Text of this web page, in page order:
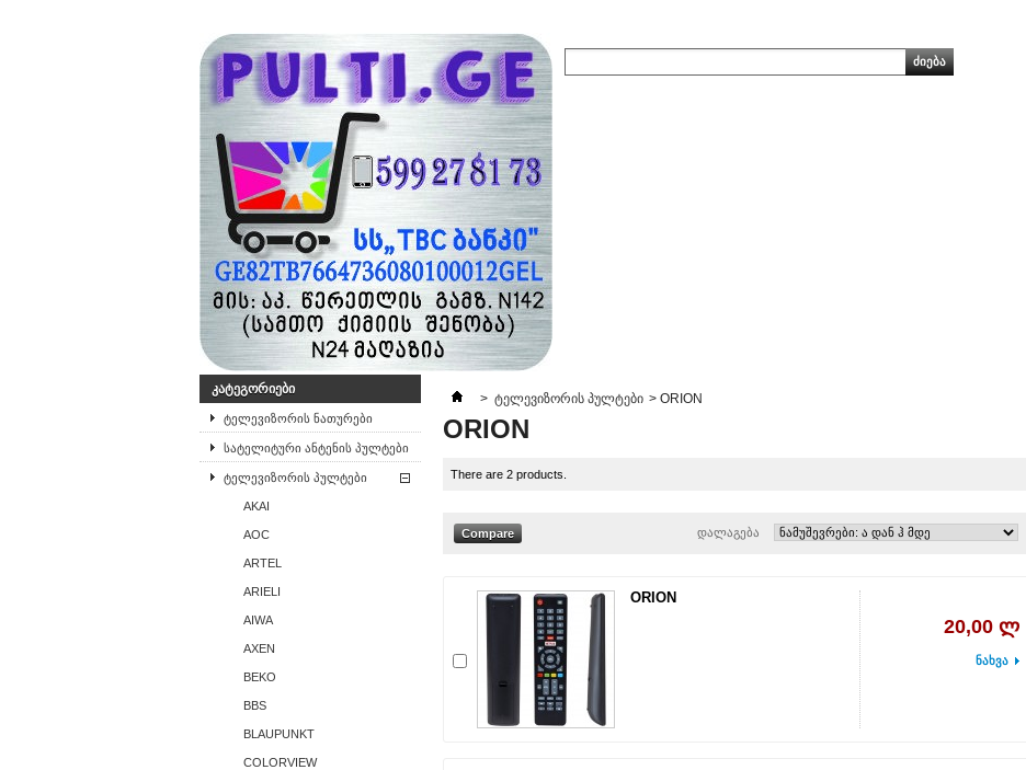
ᲙᲐᲢᲔᲒᲝᲠᲘᲔᲑᲘ
ტელევიზორის ნათურები
სატელიტური ანტენის პულტები
ტელევიზორის პულტები
AKAI
AОС
ARTEL
ARIELI
AIWA
AXEN
BEKO
BBS
BLAUPUNKT
COLORVIEW
> ტელევიზორის პულტები > ORION
ORION
There are 2 products.
დალაგება
ORION
20,00 ლ
ნახვა